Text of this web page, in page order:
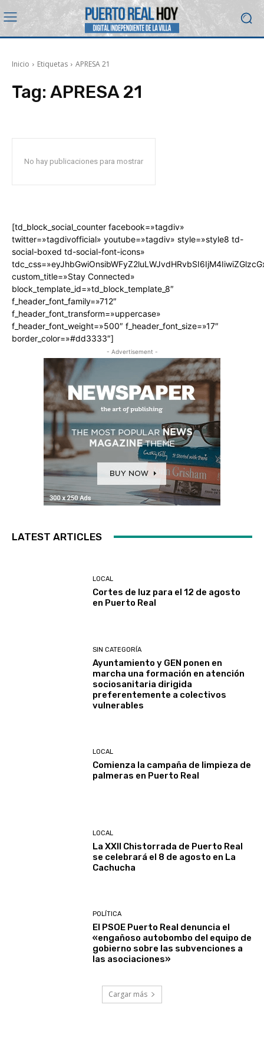
Inicio Etiquetas APRESA 21
Tag: APRESA 21
No hay publicaciones para mostrar
[td_block_social_counter facebook=»tagdiv»
twitter=»tagdivofficial» youtube=»tagdiv» style=»style8 td-
social-boxed td-social-font-icons»
custom_title=»Stay Connected»
block_template_id=»td_block_template_8″
f_header_font_family=»712″
f_header_font_transform=»uppercase»
f_header_font_weight=»500″ f_header_font_size=»17″
border_color=»#dd3333″]
- Advertisement -
LATEST ARTICLES
LOCAL
Cortes de luz para el 12 de agosto
en Puerto Real
SIN CATEGORÍA
Ayuntamiento y GEN ponen en
marcha una formación en atención
sociosanitaria dirigida
preferentemente a colectivos
vulnerables
LOCAL
Comienza la campaña de limpieza de
palmeras en Puerto Real
LOCAL
La XXII Chistorrada de Puerto Real
se celebrará el 8 de agosto en La
Cachucha
POLÍTICA
El PSOE Puerto Real denuncia el
«engañoso autobombo del equipo de
gobierno sobre las subvenciones a
las asociaciones»
Cargar más